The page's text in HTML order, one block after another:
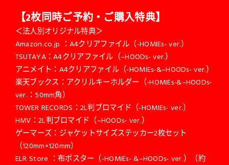
【2枚同時ご予約・ご購入特典】
＜法人別オリジナル特典＞
Amazon.co.jp ：A4クリアファイル（-HOMIEs- ver.）
TSUTAYA：A4クリアファイル（–HOODs- ver.）
アニメイト：A4クリアファイル（-HOMIEs-&–HOODs- ver.）
楽天ブックス：アクリルキーホルダー（-HOMIEs-&–HOODs-
ver.：50mm角）
TOWER RECORDS：2L判ブロマイド（-HOMIEs- ver.）
HMV：2L判ブロマイド（–HOODs- ver.）
ゲーマーズ：ジャケットサイズステッカー2枚セット
（120mm×120mm）
ELR Store ：布ポスター（-HOMIEs- &–HOODs- ver.）（約